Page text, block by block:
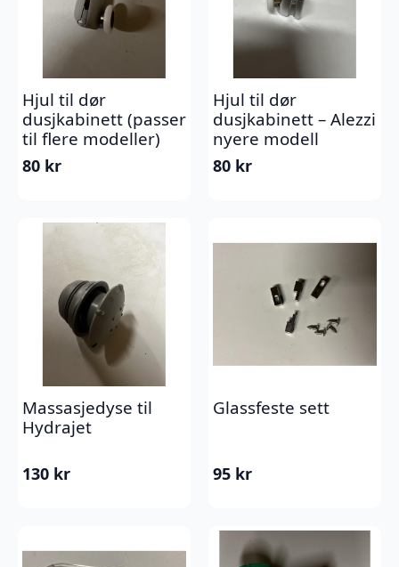
Hjul til dør
dusjkabinett (passer
til flere modeller)
80 kr
Hjul til dør
dusjkabinett – Alezzi
nyere modell
80 kr
Massasjedyse til
Hydrajet
130 kr
Glassfeste sett
95 kr